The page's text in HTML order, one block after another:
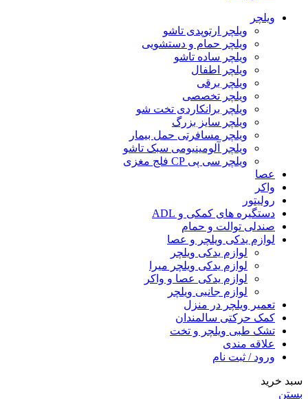
ویلچر
ویلچر ارتوپدی تاشو
ویلچر حمام و دستشویی
ویلچر ساده تاشو
ویلچر اطفال
ویلچر برقی
ویلچر تخصصی
ویلچر برانکاردی تخت شو
ویلچر سایز بزرگ
ویلچر مسافرتی حمل بیمار
ویلچر آلومینیومی سبک تاشو
ویلچر سی پی CP فلج مغزی
عصا
واکر
رولیتور
دستگیره های کمکی و ADL
صندلی توالت و حمام
لوازم یدکی ویلچر و عصا
لوازم یدکی ویلچر
لوازم یدکی ویلچر میرا
لوازم یدکی عصا و واکر
لوازم جانبی ویلچر
تعمیر ویلچر در منزل
کمک حرکتی سالمندان
تشک طبی ویلچر و تخت
علاقه مندی
ورود / ثبت نام
سبد خرید
بستن